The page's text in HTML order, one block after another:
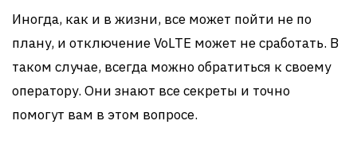
Иногда, как и в жизни, все может пойти не по
плану, и отключение VoLTE может не сработать. В
таком случае, всегда можно обратиться к своему
оператору. Они знают все секреты и точно
помогут вам в этом вопросе.